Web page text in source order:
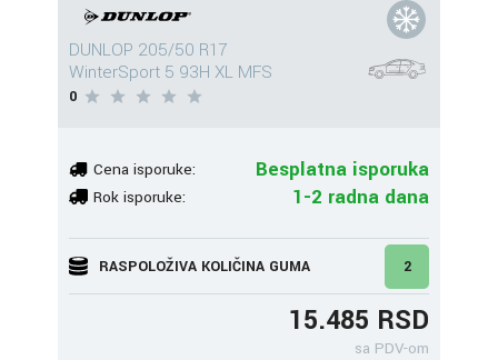
DUNLOP 205/50 R17
WinterSport 5 93H XL MFS
0
Cena isporuke: Besplatna isporuka
Rok isporuke: 1-2 radna dana
RASPOLOŽIVA KOLIČINA GUMA 2
15.485 RSD
sa PDV-om